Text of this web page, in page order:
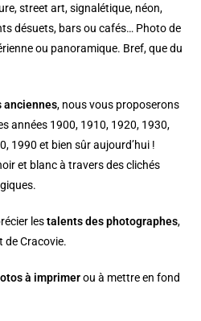
street art, signalétique, néon,
désuets, bars ou cafés… Photo de
ou panoramique. Bref, que du
anciennes, nous vous proposerons
années 1900, 1910, 1920, 1930,
1990 et bien sûr aujourd’hui !
et blanc à travers des clichés
lestalents des photographes,
de Cracovie.
à imprimerou à mettre en fond